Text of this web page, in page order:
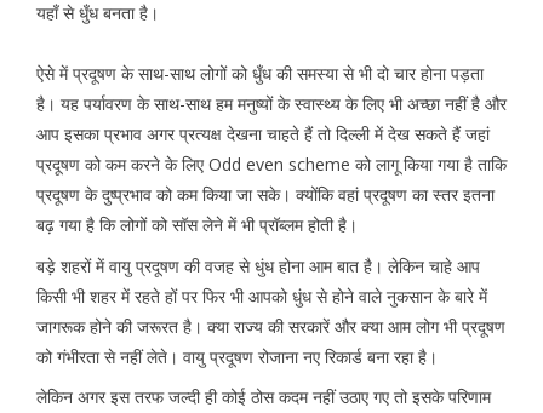
यहाँ से धुँध बनता है।
ऐसे में प्रदूषण के साथ-साथ लोगों को धुँध की समस्या से भी दो चार होना पड़ता
है। यह पर्यावरण के साथ-साथ हम मनुष्यों के स्वास्थ्य के लिए भी अच्छा नहीं है और
आप इसका प्रभाव अगर प्रत्यक्ष देखना चाहते हैं तो दिल्ली में देख सकते हैं जहां
प्रदूषण को कम करने के लिए Odd even scheme को लागू किया गया है ताकि
प्रदूषण के दुष्प्रभाव को कम किया जा सके। क्योंकि वहां प्रदूषण का स्तर इतना
बढ़ गया है कि लोगों को सॉस लेने में भी प्रॉब्लम होती है।
बड़े शहरों में वायु प्रदूषण की वजह से धुंध होना आम बात है। लेकिन चाहे आप
किसी भी शहर में रहते हों पर फिर भी आपको धुंध से होने वाले नुकसान के बारे में
जागरूक होने की जरूरत है। क्या राज्य की सरकारें और क्या आम लोग भी प्रदूषण
को गंभीरता से नहीं लेते। वायु प्रदूषण रोजाना नए रिकार्ड बना रहा है।
लेकिन अगर इस तरफ जल्दी ही कोई ठोस कदम नहीं उठाए गए तो इसके परिणाम